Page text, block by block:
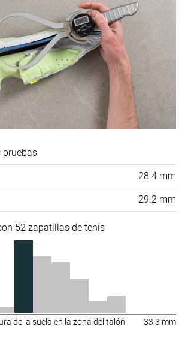
pruebas
28.4 mm
29.2 mm
52 zapatillas de tenis
de la suela en la zona del talón 33.3 mm